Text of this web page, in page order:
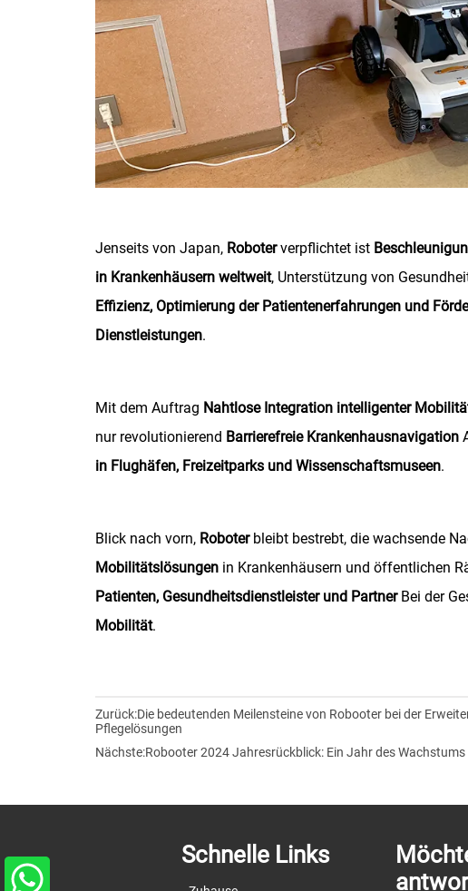
Jenseits von Japan, Roboterverpflichtet ist
in Krankenhäusern weltweit, Unterstützung von
Effizienz, Optimierung der Patientenerfahrungen und
Dienstleistungen.
Mit dem Auftrag Nahtlose Integration intelligenter
nur revolutionierend Barrierefreie Krankenhausnavigation
in Flughäfen, Freizeitparks und Wissenschaftsmuseen.
Blick nach vorn, Roboterbleibt bestrebt, die wachsende
Mobilitätslösungen in Krankenhäusern und öffentlichen
Patienten, Gesundheitsdienstleister und PartnerBei der
Mobilität.
Zurück:Die bedeutenden Meilensteine von Robooter bei der
Pflegelösungen
Nächste:Robooter 2024 Jahresrückblick: Ein Jahr des
Schnelle Links